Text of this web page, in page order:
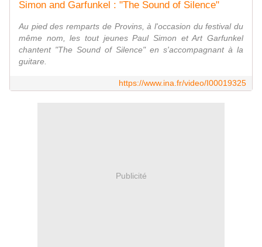
Simon and Garfunkel : "The Sound of Silence"
Au pied des remparts de Provins, à l'occasion du festival du
même nom, les tout jeunes Paul Simon et Art Garfunkel
chantent "The Sound of Silence" en s'accompagnant à la
guitare.
https://www.ina.fr/video/I00019325
Publicité